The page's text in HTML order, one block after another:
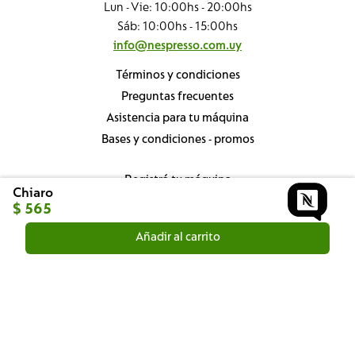
Chiaro
$ 565
Añadir al carrito
Lun - Vie: 10:00hs - 20:00hs
Sáb: 10:00hs - 15:00hs
info@nespresso.com.uy
Términos y condiciones
Preguntas frecuentes
Asistencia para tu máquina
Bases y condiciones - promos
Registrá tu máquina
Sustentabilidad
¿Dónde está mi pedido?